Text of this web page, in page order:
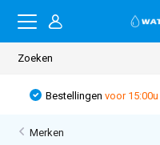
Bestellingenvoor 15:00u
Merken